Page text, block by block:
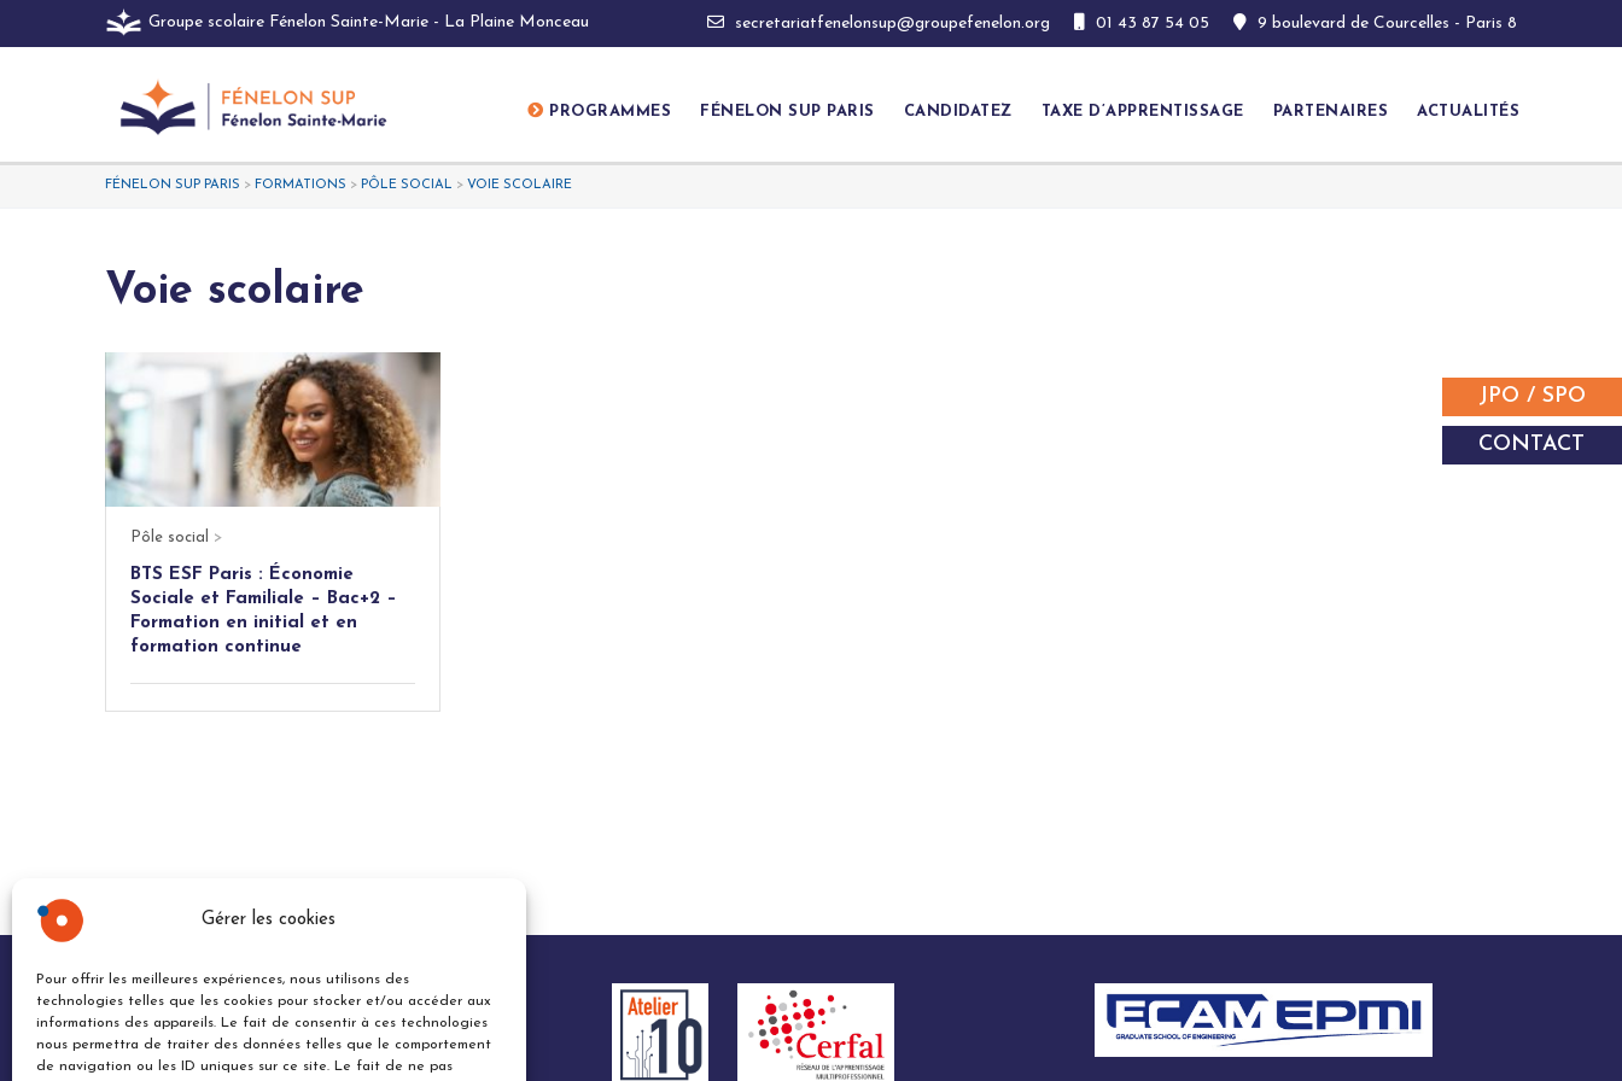
Gérer les cookies
Pour offrir les meilleures expériences, nous utilisons des
technologies telles que les cookies pour stocker et/ou accéder aux
informations des appareils. Le fait de consentir à ces technologies
nous permettra de traiter des données telles que le comportement
de navigation ou les ID uniques sur ce site. Le fait de ne pas
JPO / SPO
CONTACT
9 boulevard de Courcelles - Paris 8
01 43 87 54 05
secretariatfenelonsup@groupefenelon.org
Groupe scolaire Fénelon Sainte-Marie - La Plaine Monceau
PROGRAMMES FÉNELON SUP PARIS CANDIDATEZ TAXE D’APPRENTISSAGE PARTENAIRES ACTUALITÉS
FÉNELON SUP PARIS > FORMATIONS > PÔLE SOCIAL > VOIE SCOLAIRE
Voie scolaire
Pôle social >
BTS ESF Paris : Économie
Sociale et Familiale – Bac+2 –
Formation en initial et en
formation continue
Fénelon Sup Paris